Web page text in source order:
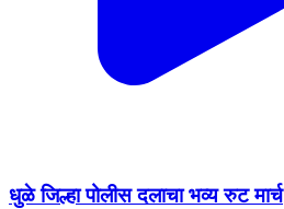
धुळे जिल्हा पोलीस दलाचा भव्य रुट मार्च